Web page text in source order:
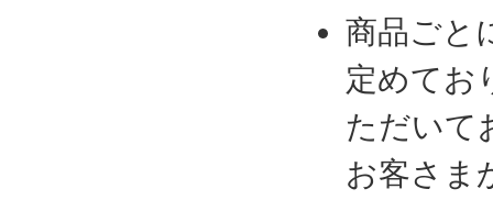
商品ごと
定めてお
ただいて
お客さま